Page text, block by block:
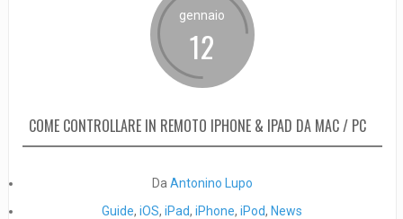
gennaio
12
COME CONTROLLARE IN REMOTO IPHONE & IPAD DA MAC / PC
Da Antonino Lupo
Guide,iOS,iPad,iPhone,iPod, News